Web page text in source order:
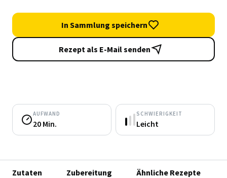
In Sammlung speichern
Rezept als E-Mail senden
AUFWAND
20 Min.
SCHWIERIGKEIT
Leicht
Zutaten Zubereitung Ähnliche Rezepte